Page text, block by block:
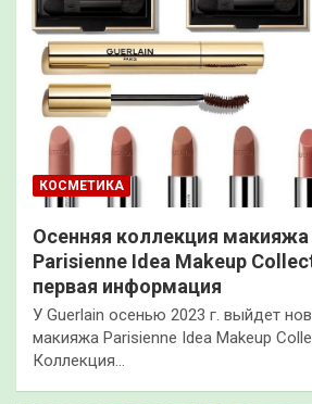
КОСМЕТИКА
Осенняя коллекция макияжа
Parisienne Idea Makeup
первая информация
У Guerlain осенью 2023 г. выйдет
макияжа Parisienne Idea Makeup
Коллекция…